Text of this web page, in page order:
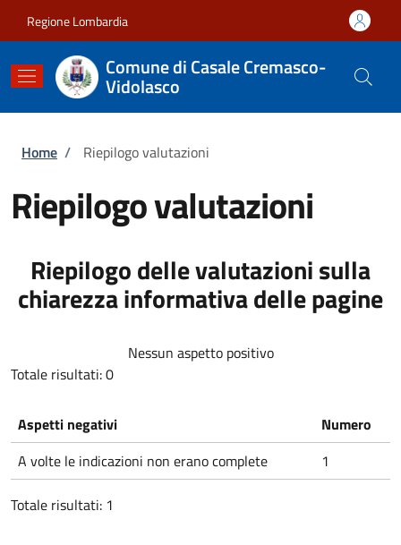
Regione Lombardia
Comune di Casale Cremasco-
Vidolasco
Briciole di pane
Home / Riepilogo valutazioni
Riepilogo valutazioni
Riepilogo delle valutazioni sulla
chiarezza informativa delle pagine
Nessun aspetto positivo
Totale risultati: 0
Aspetti negativi
Numero
A volte le indicazioni non erano complete
1
Totale risultati: 1